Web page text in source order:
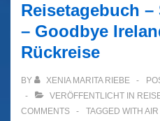
Reisetagebuch
– Goodbye
Rückreise
BY XENIA MARITA RIEBE
VERÖFFENTLICHT IN
COMMENTS
TAGGED WITH